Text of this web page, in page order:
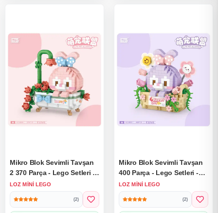
Mikro Blok Sevimli Tavşan
2 370 Parça - Lego Setleri -
Loz Mini Lego - Hayvan
Lego - Loz Lego - Mikro
Bloklar
LOZ MINI LEGO
(2)
Mikro Blok Sevimli Tavşan
400 Parça - Lego Setleri -
Loz Mini Lego - Hayvan
Lego - Loz Lego - Mikro
Bloklar
LOZ MINI LEGO
(2)